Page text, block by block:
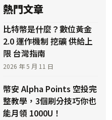
熱門文章
比特幣是什麼？數位黃金
2.0 運作機制 挖礦 供給上
限 台灣指南
2026 年 5 月 11 日
幣安 Alpha Points 空投完
整教學，3個刷分技巧你也
能月領 1000U！